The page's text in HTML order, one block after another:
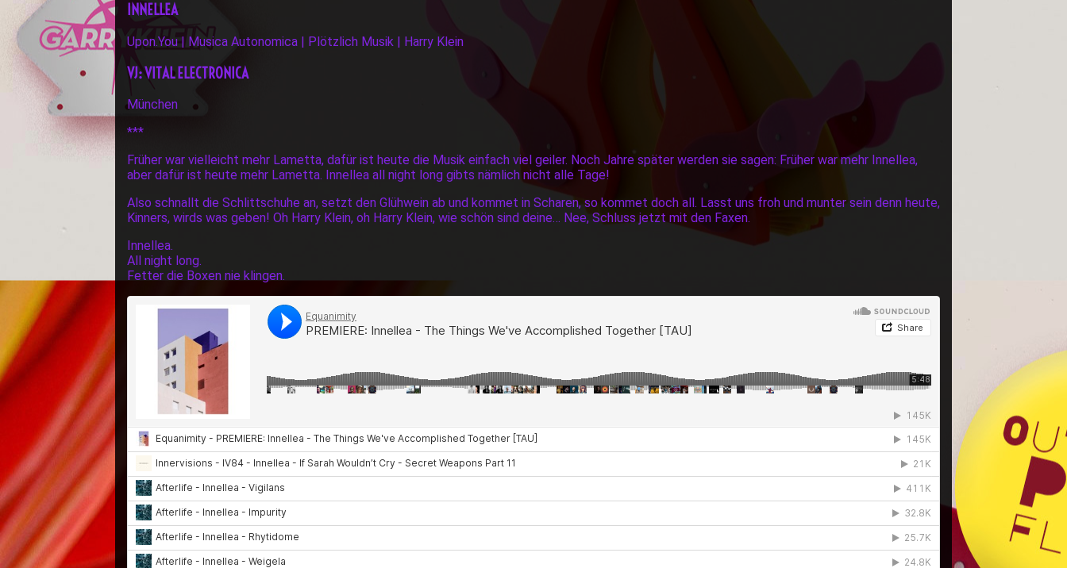
INNELLEA
Upon.You | Musica Autonomica | Plötzlich Musik | Harry Klein
VJ: VITAL ELECTRONICA
München
***
Früher war vielleicht mehr Lametta, dafür ist heute die Musik einfach viel geiler. Noch Jahre später werden sie sagen: Früher war mehr Innellea,
aber dafür ist heute mehr Lametta. Innellea all night long gibts nämlich nicht alle Tage!
Also schnallt die Schlittschuhe an, setzt den Glühwein ab und kommet in Scharen, so kommet doch all. Lasst uns froh und munter sein denn heute,
Kinners, wirds was geben! Oh Harry Klein, oh Harry Klein, wie schön sind deine… Nee, Schluss jetzt mit den Faxen.
Innellea.
All night long.
Fetter die Boxen nie klingen.